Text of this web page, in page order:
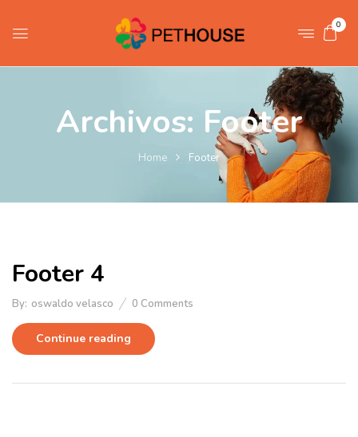
0
Archivos: Footer
Home Footer
Footer 4
By: oswaldo velasco 0 Comments
Continue reading